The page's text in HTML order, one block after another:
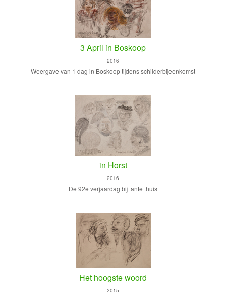
3 April in Boskoop
2016
Weergave van 1 dag in Boskoop tijdens schilderbijeenkomst
in Horst
2016
De 92e verjaardag bij tante thuis
Het hoogste woord
2015